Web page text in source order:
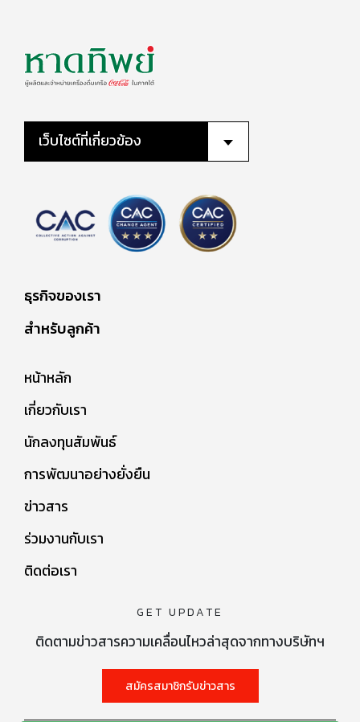
เว็บไซต์ที่เกี่ยวข้อง
ธุรกิจของเรา
สำหรับลูกค้า
หน้าหลัก
เกี่ยวกับเรา
นักลงทุนสัมพันธ์
การพัฒนาอย่างยั่งยืน
ข่าวสาร
ร่วมงานกับเรา
ติดต่อเรา
GET UPDATE
ติดตามข่าวสารความเคลื่อนไหวล่าสุดจากทางบริษัทฯ
สมัครสมาชิกรับข่าวสาร